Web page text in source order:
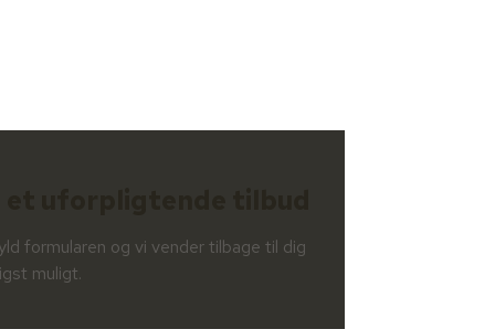
formularen og vi vender tilbage til dig
muligt.